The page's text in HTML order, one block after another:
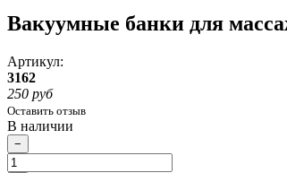
Вакуумные банки для
Артикул:
3162
250 руб
Оставить отзыв
В наличии
−